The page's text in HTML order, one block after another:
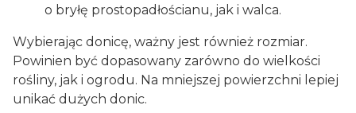
o bryłę prostopadłościanu, jak i walca.
Wybierając donicę, ważny jest również rozmiar.
Powinien być dopasowany zarówno do wielkości
rośliny, jak i ogrodu. Na mniejszej powierzchni lepiej
unikać dużych donic.